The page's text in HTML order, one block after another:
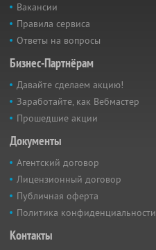
Вакансии
Правила сервиса
Ответы на вопросы
Бизнес-Партнёрам
Давайте сделаем акцию!
Заработайте, как Вебмастер
Прошедшие акции
Документы
Агентский договор
Лицензионный договор
Публичная оферта
Политика конфиденциальности
Контакты